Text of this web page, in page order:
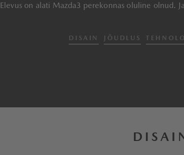
Elevus on alati Mazda3 perekonnas oluline olnud.
DISAIN JÕUDLUS